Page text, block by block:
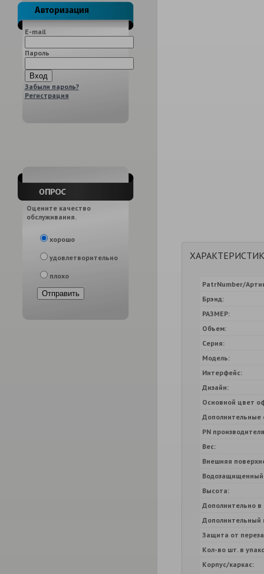
E-mail
Пароль
Забыли пароль?
Регистрация
Оцените качество
обслуживания.
хорошо
удовлетворительно
плохо
PatrNumber/
Брэнд:
РАЗМЕР:
Объем:
Серия:
Модель:
Интерфейс:
Дизайн:
Основной цвет
Дополнительные
PN
Вес:
Внешняя
Высота:
Дополнительно в
Дополнительный
Защита от
Кол-во шт. в
Корпус/каркас: